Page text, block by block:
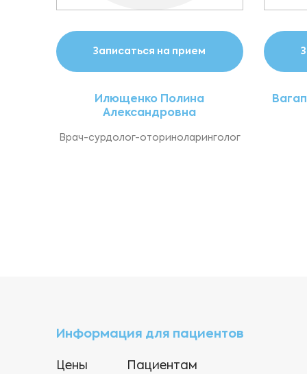
Терапия
Травматология-ортопедия
Трансфузиология
Урология
Записаться на прием
Илющенко Полина
Александровна
Врач-сурдолог-оториноларинголог
Информация для пациентов
Цены Пациентам